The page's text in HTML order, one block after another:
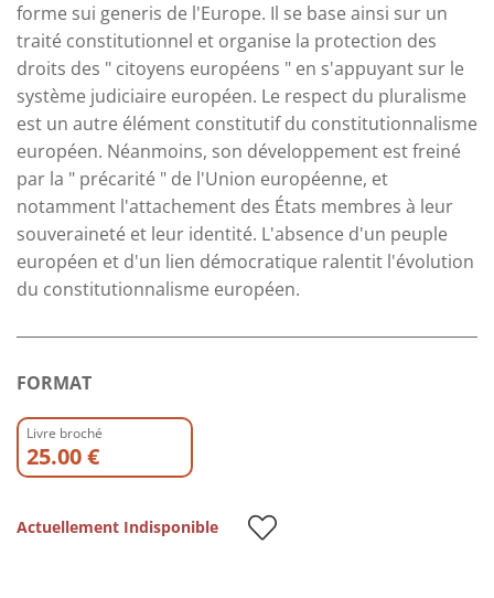
forme sui generis de l'Europe. Il se base ainsi sur un
traité constitutionnel et organise la protection des
droits des " citoyens européens " en s'appuyant sur le
système judiciaire européen. Le respect du pluralisme
est un autre élément constitutif du constitutionnalisme
européen. Néanmoins, son développement est freiné
par la " précarité " de l'Union européenne, et
notamment l'attachement des États membres à leur
souveraineté et leur identité. L'absence d'un peuple
européen et d'un lien démocratique ralentit l'évolution
du constitutionnalisme européen.
FORMAT
Livre broché
25.00 €
Actuellement Indisponible